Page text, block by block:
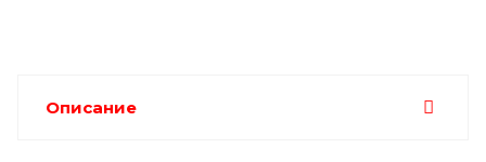
Описание